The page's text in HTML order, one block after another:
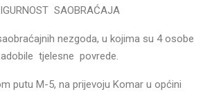
SAOBRAĆAJA
nezgoda, u kojima su 4 osobe
tjelesne povrede.
putu M-5, na prijevoju Komar u općini